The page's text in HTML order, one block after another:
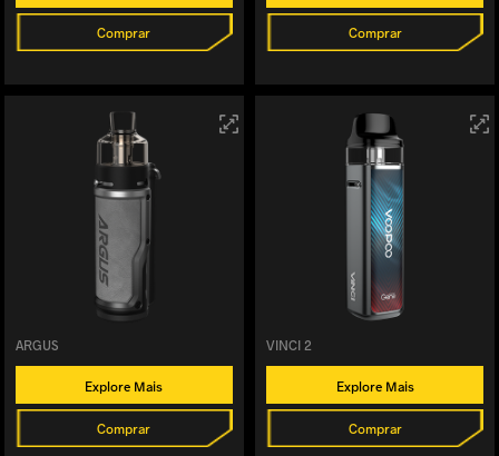
Comprar Comprar
ARGUS
Explore Mais
Comprar
VINCI 2
Explore Mais
Comprar